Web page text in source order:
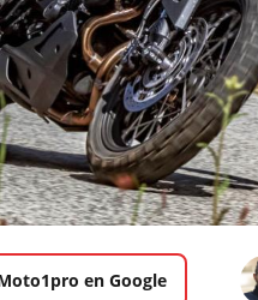
en Google